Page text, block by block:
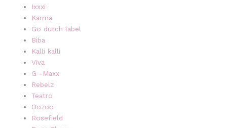
Ixxxi
Karma
Go dutch label
Biba
Kalli kalli
Viva
G -Maxx
Rebelz
Teatro
Oozoo
Rosefield